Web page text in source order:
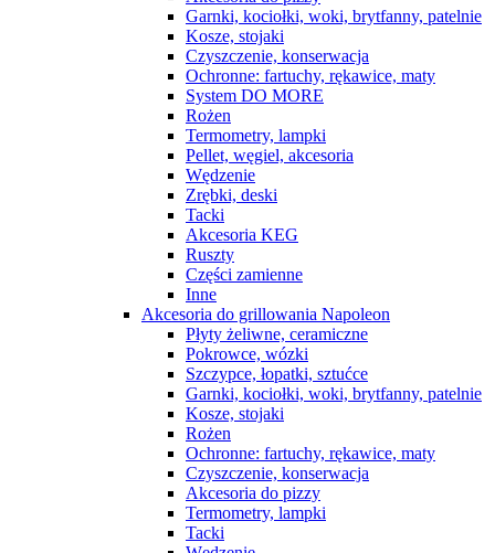
Garnki, kociołki, woki, brytfanny, patelnie
Kosze, stojaki
Czyszczenie, konserwacja
Ochronne: fartuchy, rękawice, maty
System DO MORE
Rożen
Termometry, lampki
Pellet, węgiel, akcesoria
Wędzenie
Zrębki, deski
Tacki
Akcesoria KEG
Ruszty
Części zamienne
Inne
Akcesoria do grillowania Napoleon
Płyty żeliwne, ceramiczne
Pokrowce, wózki
Szczypce, łopatki, sztućce
Garnki, kociołki, woki, brytfanny, patelnie
Kosze, stojaki
Rożen
Ochronne: fartuchy, rękawice, maty
Czyszczenie, konserwacja
Akcesoria do pizzy
Termometry, lampki
Tacki